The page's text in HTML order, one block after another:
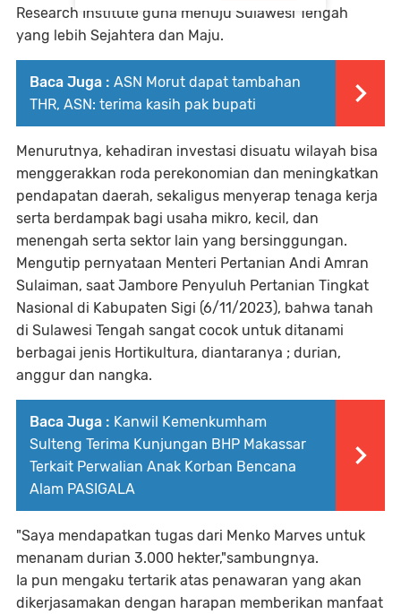
Research Institute guna menuju Sulawesi Tengah
yang lebih Sejahtera dan Maju.
Baca Juga : ASN Morut dapat tambahan
THR, ASN: terima kasih pak bupati
Menurutnya, kehadiran investasi disuatu wilayah bisa
menggerakkan roda perekonomian dan meningkatkan
pendapatan daerah, sekaligus menyerap tenaga kerja
serta berdampak bagi usaha mikro, kecil, dan
menengah serta sektor lain yang bersinggungan.
Mengutip pernyataan Menteri Pertanian Andi Amran
Sulaiman, saat Jambore Penyuluh Pertanian Tingkat
Nasional di Kabupaten Sigi (6/11/2023), bahwa tanah
di Sulawesi Tengah sangat cocok untuk ditanami
berbagai jenis Hortikultura, diantaranya ; durian,
anggur dan nangka.
Baca Juga : Kanwil Kemenkumham
Sulteng Terima Kunjungan BHP Makassar
Terkait Perwalian Anak Korban Bencana
Alam PASIGALA
"Saya mendapatkan tugas dari Menko Marves untuk
menanam durian 3.000 hekter,"sambungnya.
Ia pun mengaku tertarik atas penawaran yang akan
dikerjasamakan dengan harapan memberikan manfaat